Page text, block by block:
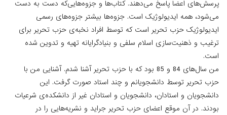
پرسش‌های اعضا پاسخ می‌دهند. کتاب‌ها و جزوه‌هایی‌که دست به دست
می‌شود، همه ایدیولوژیک است. جزوه‌ها بیشتر جزوه‌های رسمی
ایدیولوژیک حزب تحریر است‌ که توسط افراد نخبه‌ی حزب تحریر برای
ترغیب و ذهنیت‌سازی اسلام سلفی و بنیادگرایانه تهیه و تدوین شده
است.
من سال‌های 84 و 85 بود که با حزب تحریر آشنا شدم. آشنایی من با
حزب تحریر توسط دانشجویانم و چند استاد صورت گرفت. این
دانشجویان و استادان، دانشجویان و استادان غیر از دانشکده‌ی شرعیات
بودند. در آن موقع اعضای حزب تحریر جراید و نشریه‌هایی را در